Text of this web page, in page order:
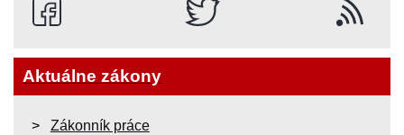
Aktuálne zákony
Zákonník práce